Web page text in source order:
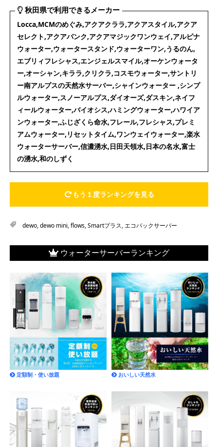
秋田県で利用できるメーカー
Locca,MCMのめぐみ,アクアクララ,アクアスタイル,アクア
セレクト,アクアバンク,アクアマジックワンウェイ,アルピナ
ウォーター,ウォータースタンド,ウォーターワン,うるのん,
エブリィフレシャス,エンジェルスマイル,オーケンウォータ
ー,オーシャン,キララ,クリクラ,コスモウォーター,サントリ
ー南アルプスの天然水サーバー,シャインウォーター ,シンプ
ルウォーター,スノーアルプス,ダイオーズ,ダスキン,ネイフ
ィールウォーター,バイオシス,ハミングウォーター,ハワイア
ンウォーター,ふじざくら命水,フレール,フレシャス,プレミ
アムウォーター,リセットタイム,ワンウェイウォーター,楽水
ウォーターサーバー,信濃湧水,日田天領水,日本の名水,富士
の湧水,和のしずく
もう１度ランキングを見る
dewo,dewo mini,flows,Smartプラス,エコパックサーバー
ウォーターサーバーランキング
定額制・使い放題 おいしい天然水